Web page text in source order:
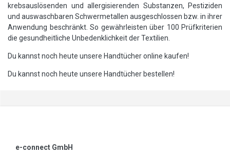
krebsauslösenden und allergisierenden Substanzen, Pestiziden
und auswaschbaren Schwermetallen ausgeschlossen bzw. in ihrer
Anwendung beschränkt. So gewährleisten über 100 Prüfkriterien
die gesundheitliche Unbedenklichkeit der Textilien.
Du kannst noch heute unsere Handtücher online kaufen!
Du kannst noch heute unsere Handtücher bestellen!
e-connect GmbH